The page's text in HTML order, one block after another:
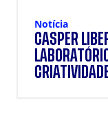
Notícia
CÁSPER